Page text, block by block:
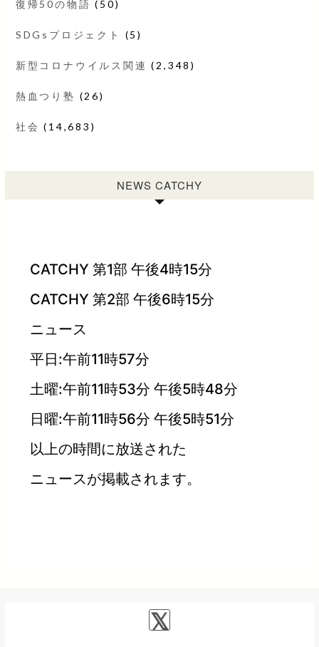
復帰50の物語 (50)
SDGsプロジェクト (5)
新型コロナウイルス関連 (2,348)
熱血つり塾 (26)
社会 (14,683)
NEWS CATCHY
CATCHY 第1部 午後4時15分
CATCHY 第2部 午後6時15分
ニュース
平日:午前11時57分
土曜:午前11時53分 午後5時48分
日曜:午前11時56分 午後5時51分
以上の時間に放送された
ニュースが掲載されます。